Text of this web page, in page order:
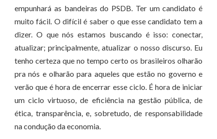
empunhará as bandeiras do PSDB. Ter um candidato é
muito fácil. O difícil é saber o que esse candidato tem a
dizer. O que nós estamos buscando é isso: conectar,
atualizar; principalmente, atualizar o nosso discurso. Eu
tenho certeza que no tempo certo os brasileiros olharão
pra nós e olharão para aqueles que estão no governo e
verão que é hora de encerrar esse ciclo. É hora de iniciar
um ciclo virtuoso, de eficiência na gestão pública, de
ética, transparência, e, sobretudo, de responsabilidade
na condução da economia.